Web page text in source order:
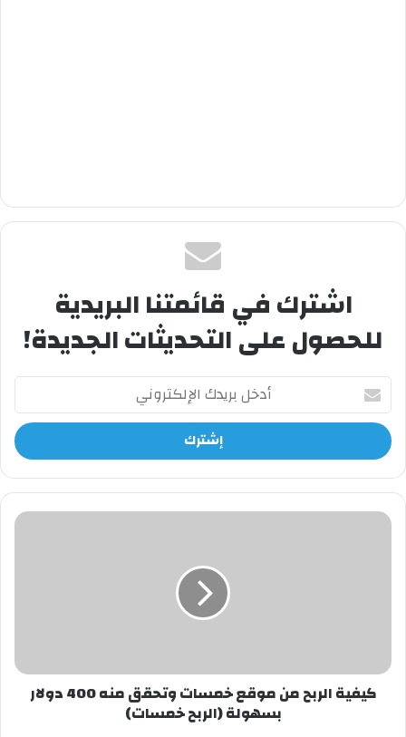
اشترك في قائمتنا البريدية
للحصول على التحديثات الجديدة!
أدخل
بريدك
الإلكتروني
كيفية
دولار
بسهولة
كيفية الربح من موقع خمسات وتحقق منه 400 دولار
بسهولة (الربح خمسات)